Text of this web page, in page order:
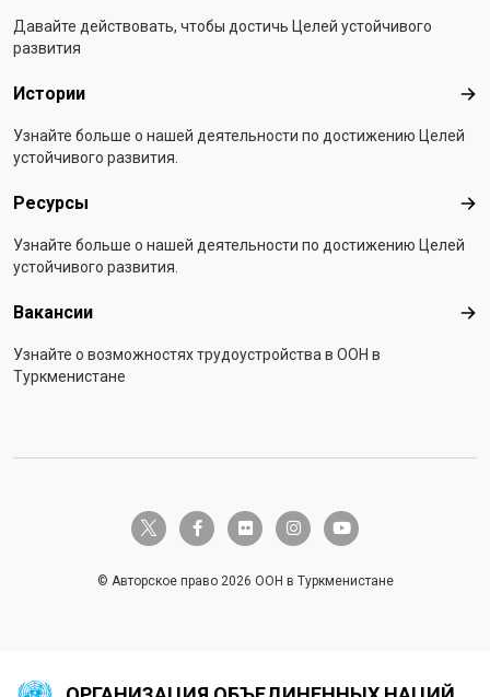
Давайте действовать, чтобы достичь Целей устойчивого
развития
Истории
Узнайте больше о нашей деятельности по достижению Целей
устойчивого развития.
Ресурсы
Узнайте больше о нашей деятельности по достижению Целей
устойчивого развития.
Вакансии
Узнайте о возможностях трудоустройства в ООН в
Туркменистане
twitter-x facebook-fflickr instagramyoutube
© Авторское право 2026 ООН в Туркменистане